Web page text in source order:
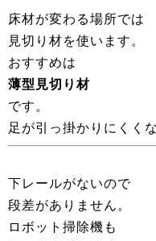
床材が変わる場所では
見切り材を使います。
おすすめは
薄型見切り材
です。
足が引っ掛かりにくく
下レールがないので
段差がありません。
ロボット掃除機も